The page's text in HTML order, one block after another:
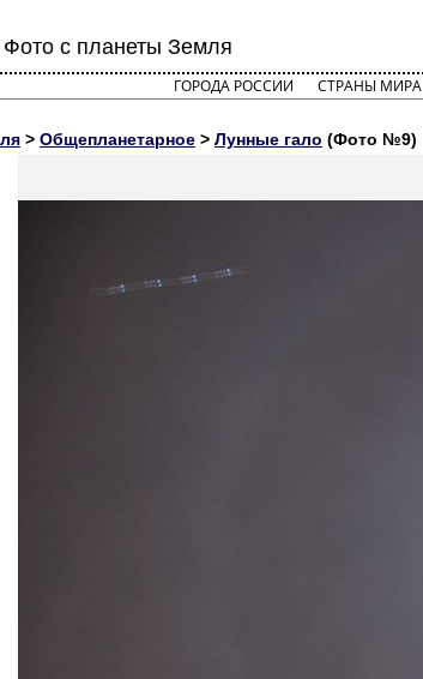
Фото с планеты Земля
ГОРОДА РОССИИ СТРАНЫ МИРА
> Общепланетарное > Лунные гало (Фото №9)